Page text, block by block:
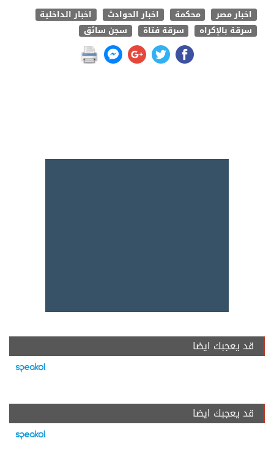
اخبار مصر محكمة اخبار الحوادث
اخبار الداخلية
سرقة بالإكراه
سرقة فتاة سجن سائق
قد يعجبك ايضا
قد يعجبك ايضا